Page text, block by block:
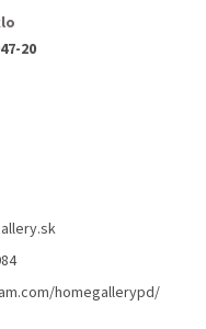
20
homegallerypd/